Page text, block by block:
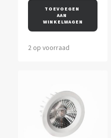
was:
€65,00.
is:
€32,50.
TOEVOEGEN
AAN
WINKELWAGEN
2 op voorraad